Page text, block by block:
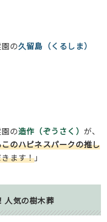
の久留島（くるしま）
の造作（ぞうさく） が、
のハピネスパークの推し
ます！」
人気の樹木葬